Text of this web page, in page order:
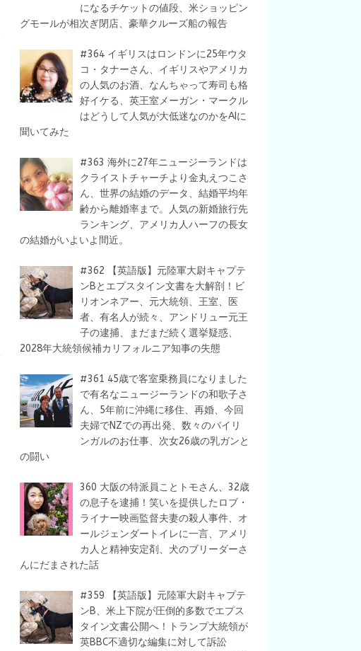
になるチケットの値段、米ショッピン
グモールが相次ぎ閉店、豪華クルーズ船の報告
#364 イギリスはロンドンに25年ウタ
コ・タナーさん、イギリスやアメリカ
の人気のお酒、なんちゃって寿司も格
好イケる、英王室メーガン・マークル
はどうして人気が大低迷なのかをAIに
聞いてみた
#363 海外に27年ニュージーランドは
クライストチャーチより金丸えつこさ
ん、世界の結婚のデータ、結婚平均年
齢から離婚率まで。人気の新婚旅行先
ランキング、アメリカ人ハーフの長女
の結婚がいよいよ間近。
#362 【英語版】元陸軍大尉キャプテ
ンBとエプスタイン文書を大解剖！ビ
リオンネアー、元大統領、王室、医
者、有名人が続々、アンドリュー元王
子の逮捕、まだまだ続く選挙疑惑、
2028年大統領候補カリフォルニア知事の失態
#361 45歳で客室乗務員になりました
で有名なニュージーランドの和歌子さ
ん、5年前に沖縄に移住、再婚、今回
夫婦でNZでの再出発、数々のバイリ
ンガルのお仕事、次女26歳の乳ガンと
の闘い
360 大阪の特派員ことトモさん、32歳
の息子を逮捕！笑いを提供したロブ・
ライナー映画監督夫妻の殺人事件、オ
ールジェンダートイレに一言、アメリ
カ人と精神安定剤、犬のブリーダーさ
んにだまされた話
#359 【英語版】元陸軍大尉キャプテ
ンB、米上下院が圧倒的多数でエプス
タイン文書公開へ！トランプ大統領が
英BBC不適切な編集に対して訴訟